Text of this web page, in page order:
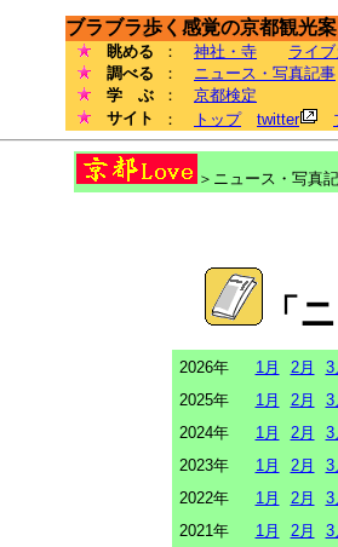
ブラブラ歩く感覚の京都観光
眺める ： 神社・寺
ライ
調べる
： ニュース・写真記事
学 ぶ
： 京都検定
サイト
： トップ twitter
＞ニュース・写真
「
2026年 1月 2月
3
2025年
1月 2月
3
2024年
1月 2月
3
2023年
1月 2月
3
2022年
1月 2月
3
2021年
1月 2月
3